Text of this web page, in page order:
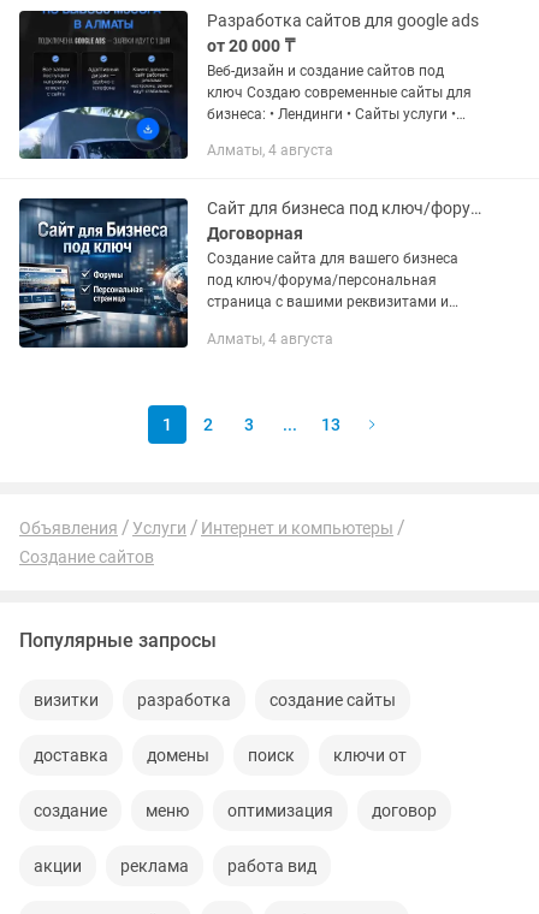
Разработка сайтов для google ads
от 20 000 ₸
Веб-дизайн и создание сайтов под
ключ Создаю современные сайты для
бизнеса: • Лендинги • Сайты услуги •
Верстка на Tilda Что входит: —
Алматы, 4 августа
Сайт для бизнеса под ключ/форум/персональная страница
Договорная
Создание сайта для вашего бизнеса
под ключ/форума/персональная
страница с вашими реквизитами и
Премиальный и неповторяющийся
Алматы, 4 августа
1 2 3 ... 13
Объявления Услуги
Интернет и компьютеры
Создание сайтов
Популярные запросы
визитки разработка создание сайты
доставка домены поиск ключи от
создание меню оптимизация договор
акции реклама работа вид